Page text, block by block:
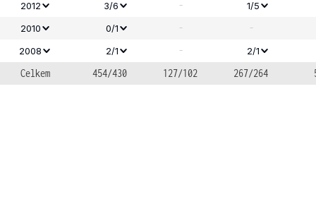
2012
3/6 -
1/5
2010
0/1 - -
2008 2/1 - 2/1
Celkem 454/430 127/102 267/264